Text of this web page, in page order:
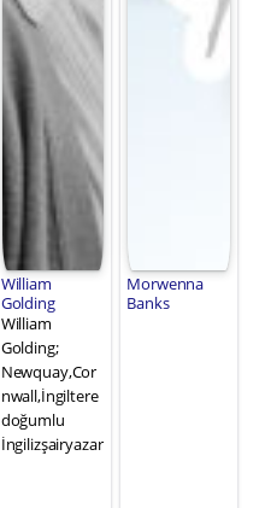
William
Golding
William
Golding;
Newquay,Cor
nwall,İngiltere
doğumlu
İngilizşairyazar
Morwenna
Banks